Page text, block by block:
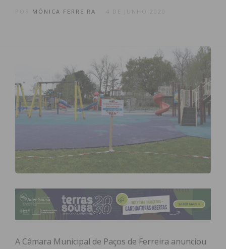
MÓNICA FERREIRA 4 DE JUNHO 2020
A Câmara Municipal de Paços de Ferreira anunciou